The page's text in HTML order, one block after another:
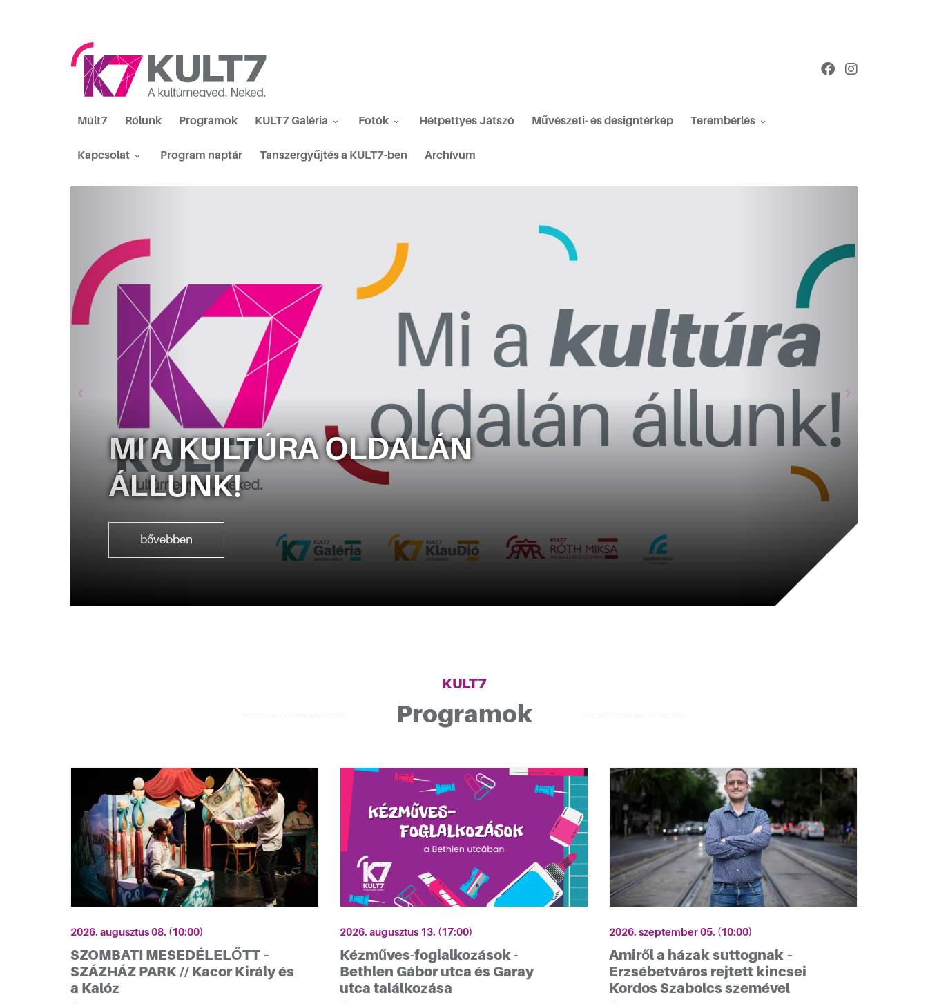
Múlt7 Rólunk Programok KULT7 Galéria Fotók Hétpettyes Játszó Művészeti- és designtérkép Terembérlés
Kapcsolat Program naptár Tanszergyűjtés a KULT7-ben Archívum
MI A KULTÚRA OLDALÁN
ÁLLUNK!
bővebben
KULT7
Programok
2026. augusztus 08. (10:00)
SZOMBATI MESEDÉLELŐTT –
SZÁZHÁZ PARK // Kacor Király és
a Kalóz
2026. augusztus 13. (17:00)
Kézműves-foglalkozások -
Bethlen Gábor utca és Garay
utca találkozása
2026. szeptember 05. (10:00)
Amiről a házak suttognak –
Erzsébetváros rejtett kincsei
Kordos Szabolcs szemével